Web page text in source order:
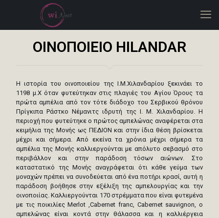
ΟΙΝΟΠΟΙΕΙΟ HILANDAR
Η ιστορία του οινοποιείου της Ι.Μ.Χιλανδαρίου ξεκινάει το
1198 μ.Χ όταν φυτεύτηκαν στις πλαγιές του Αγίου Όρους τα
πρώτα αμπέλια από τον τότε διάδοχο του Σερβικού θρόνου
Πρίγκιπα Ράστκο Νέμανιτς ιδρυτή της Ι. Μ. Χιλανδαρίου. Η
περιοχή που φυτεύτηκε ο πρώτος αμπελώνας αναφέρεται στα
κειμήλια της Μονής ως ΠΕΔΙΟΝ και στην ίδια θέση βρίσκεται
μέχρι και σήμερα. Από εκείνα τα χρόνια μέχρι σήμερα τα
αμπέλια της Μονής καλλιεργούνται με απόλυτο σεβασμό στο
περιβάλλον και στην παράδοση τόσων αιώνων. Στο
καταστατικό της Μονής αναγράφεται ότι κάθε γεύμα των
μοναχών πρέπει να συνοδεύεται από ένα ποτήρι κρασί, αυτή η
παράδοση βοήθησε στην εξέλιξη της αμπελουργίας και την
οινοποιίας. Καλλιεργούνται 170 στρέμματα που είναι φυτεμένα
με τις ποικιλίες Merlot ,Cabernet franc, Cabernet sauvignon, ο
αμπελώνας είναι κοντά στην θάλασσα και η καλλιέργεια